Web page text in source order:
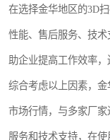
在选择金华地区的3D
性能、售后服务、技
助企业提高工作效率
综合考虑以上因素，
市场行情，与多家厂
服务和技术支持，在使